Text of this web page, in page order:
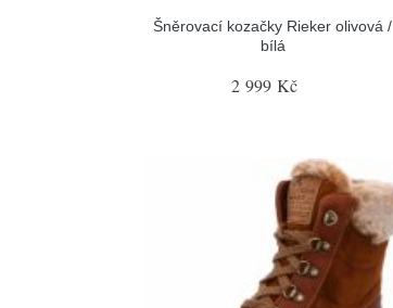
Šněrovací kozačky Rieker olivová /
bílá
2 999 Kč